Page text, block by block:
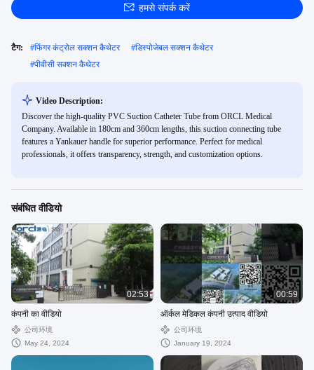
हमसे संपर्क करें
टैग: #फिंगर कंट्रोल सक्शन कैथेटर #डिस्पोजेबल सक्शन कैथेटर
#पीवीसी सक्शन कैथेटर
Video Description:
Discover the high-quality PVC Suction Catheter Tube from ORCL Medical
Company. Available in 180cm and 360cm lengths, this suction connecting tube
features a Yankauer handle for superior performance. Perfect for medical
professionals, it offers transparency, strength, and customization options.
संबंधित वीडियो
02:53
कंपनी का वीडियो
公司环境
May 24, 2024
00:59
ऑर्कल मेडिकल कंपनी उत्पाद वीडियो
公司环境
January 19, 2024